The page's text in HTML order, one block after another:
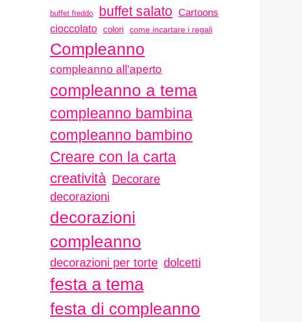
buffet freddo buffet salato Cartoons
cioccolato colori come incartare i regali
Compleanno
compleanno all'aperto
compleanno a tema
compleanno bambina
compleanno bambino
Creare con la carta
creatività Decorare
decorazioni
decorazioni
compleanno
decorazioni per torte dolcetti
festa a tema
festa di compleanno